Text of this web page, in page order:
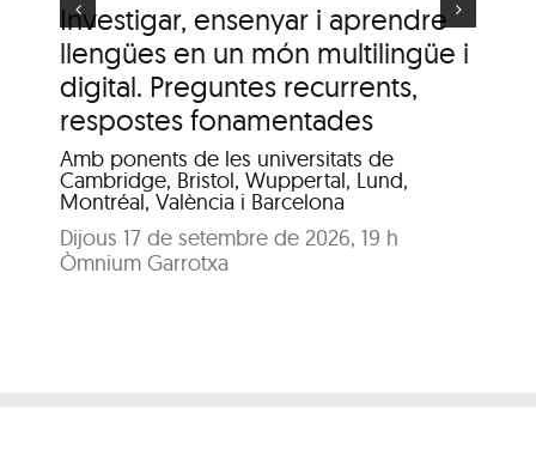
Investigar, ensenyar i aprendre
llengües en un món multilingüe i
digital. Preguntes recurrents,
respostes fonamentades
Amb ponents de les universitats de
Cambridge, Bristol, Wuppertal, Lund,
Montréal, València i Barcelona
Dijous 17 de setembre de 2026, 19 h
Òmnium Garrotxa